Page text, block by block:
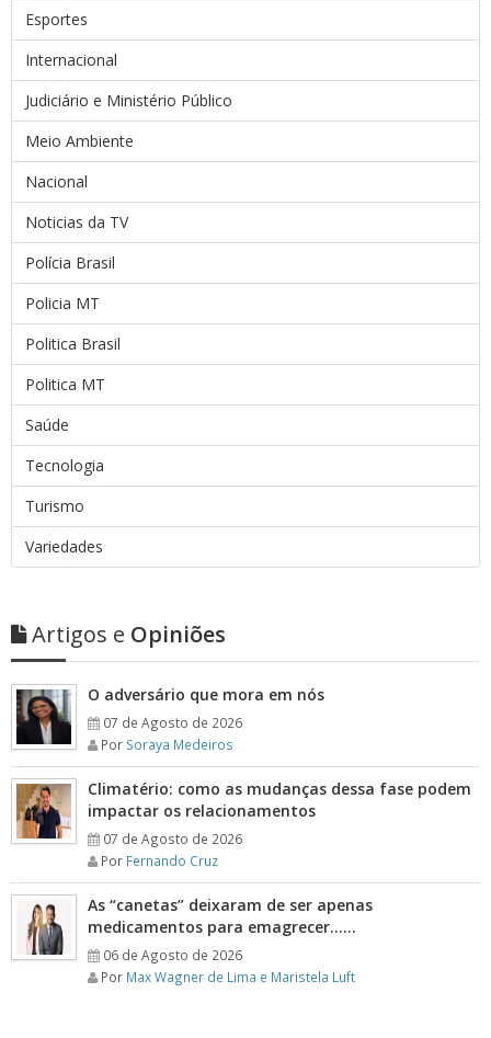
Esportes
Internacional
Judiciário e Ministério Público
Meio Ambiente
Nacional
Noticias da TV
Polícia Brasil
Policia MT
Politica Brasil
Politica MT
Saúde
Tecnologia
Turismo
Variedades
Artigos e Opiniões
O adversário que mora em nós
07 de Agosto de 2026
Por Soraya Medeiros
Climatério: como as mudanças dessa fase podem
impactar os relacionamentos
07 de Agosto de 2026
Por Fernando Cruz
As “canetas” deixaram de ser apenas
medicamentos para emagrecer……
06 de Agosto de 2026
Por Max Wagner de Lima e Maristela Luft